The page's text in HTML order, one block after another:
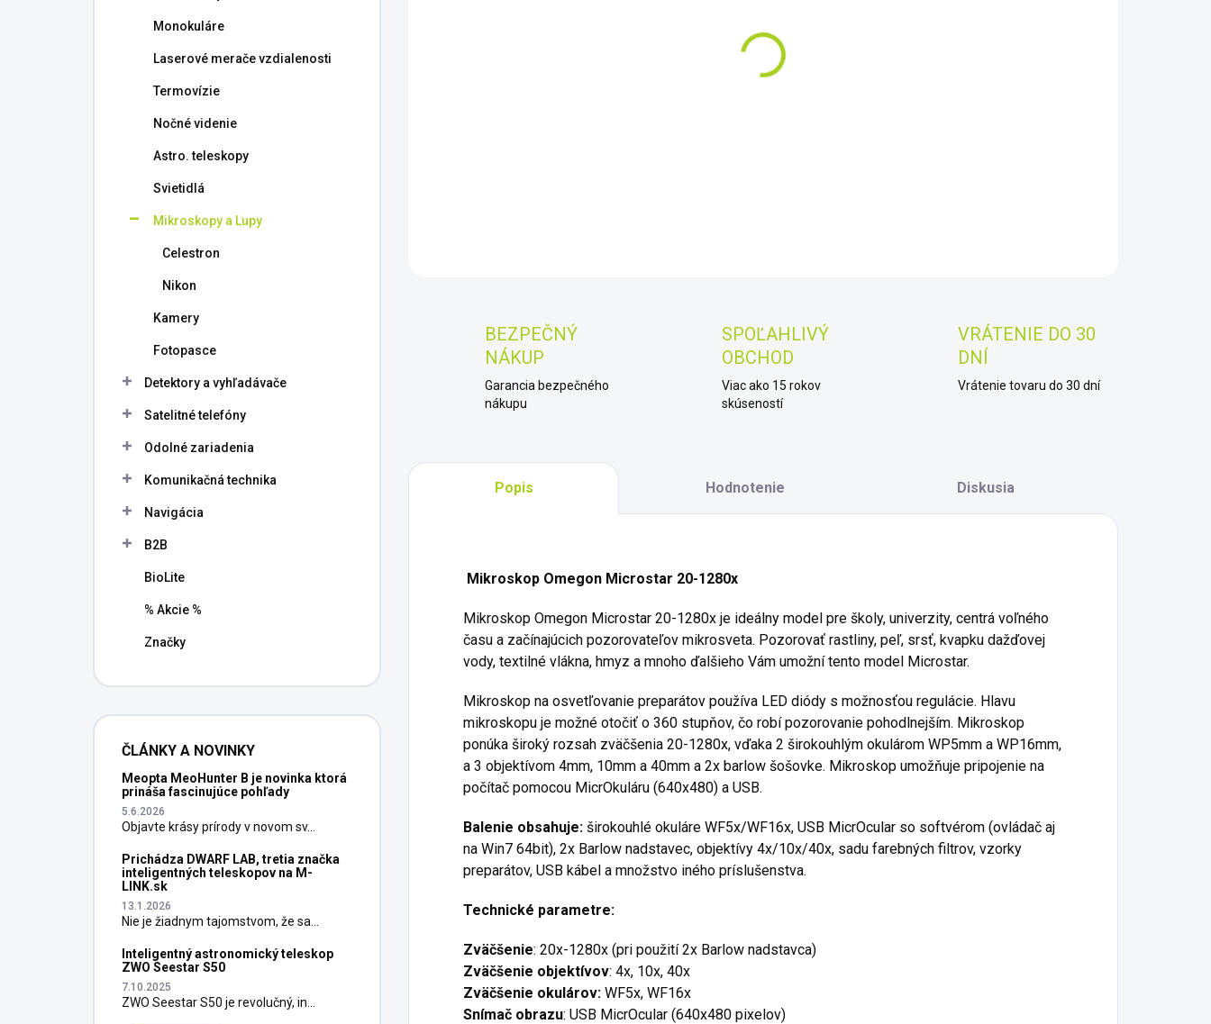
Monokuláre
Laserové merače vzdialenosti
Termovízie
Nočné videnie
Astro. teleskopy
Svietidlá
Mikroskopy a Lupy
Celestron
Nikon
Kamery
Fotopasce
Detektory a vyhľadávače
Satelitné telefóny
Odolné zariadenia
Komunikačná technika
Navigácia
B2B
BioLite
% Akcie %
Značky
ČLÁNKY A NOVINKY
Meopta MeoHunter B je novinka ktorá
prináša fascinujúce pohľady
5.6.2026
Objavte krásy prírody v novom sv...
Prichádza DWARF LAB, tretia značka
inteligentných teleskopov na M-
LINK.sk
13.1.2026
Nie je žiadnym tajomstvom, že sa...
Inteligentný astronomický teleskop
ZWO Seestar S50
7.10.2025
ZWO Seestar S50 je revolučný, in...
BEZPEČNÝ
NÁKUP
Garancia bezpečného
nákupu
SPOĽAHLIVÝ
OBCHOD
Viac ako 15 rokov
skúseností
VRÁTENIE DO 30
DNÍ
Vrátenie tovaru do 30 dní
Popis Hodnotenie Diskusia
Mikroskop Omegon Microstar 20-1280x
Mikroskop Omegon Microstar 20-1280x je ideálny model pre školy, univerzity, centrá voľného
času a začínajúcich pozorovateľov mikrosveta. Pozorovať rastliny, peľ, srsť, kvapku dažďovej
vody, textilné vlákna, hmyz a mnoho ďalšieho Vám umožní tento model Microstar.
Mikroskop na osvetľovanie preparátov používa LED diódy s možnosťou regulácie. Hlavu
mikroskopu je možné otočiť o 360 stupňov, čo robí pozorovanie pohodlnejším. Mikroskop
ponúka široký rozsah zväčšenia 20-1280x, vďaka 2 širokouhlým okulárom WP5mm a WP16mm,
a 3 objektívom 4mm, 10mm a 40mm a 2x barlow šošovke. Mikroskop umožňuje pripojenie na
počítač pomocou MicrOkuláru (640x480) a USB.
Balenie obsahuje: širokouhlé okuláre WF5x/WF16x, USB MicrOcular so softvérom (ovládač aj
na Win7 64bit), 2x Barlow nadstavec, objektívy 4x/10x/40x, sadu farebných filtrov, vzorky
preparátov, USB kábel a množstvo iného príslušenstva.
Technické parametre:
Zväčšenie: 20x-1280x (pri použití 2x Barlow nadstavca)
Zväčšenie objektívov: 4x, 10x, 40x
Zväčšenie okulárov: WF5x, WF16x
Snímač obrazu: USB MicrOcular (640x480 pixelov)